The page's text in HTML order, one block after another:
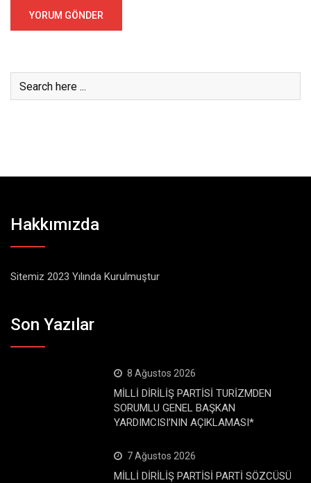
Hakkımızda
Sitemiz 2023 Yılında Kurulmuştur
Son Yazılar
8 Ağustos 2026
MİLLİ DİRİLİŞ PARTİSİ TURİZMDEN
SORUMLU GENEL BAŞKAN
YARDIMCISI’NIN AÇIKLAMASI*
7 Ağustos 2026
MİLLİ DİRİLİŞ PARTİSİ PARTİ SÖZCÜSÜ